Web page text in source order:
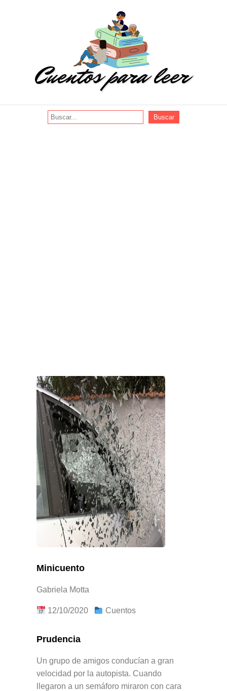
Buscar
Minicuento
Gabriela Motta
12/10/2020 Cuentos
Prudencia
Un grupo de amigos conducían a gran
velocidad por la autopista. Cuando
llegaron a un semáforo miraron con cara